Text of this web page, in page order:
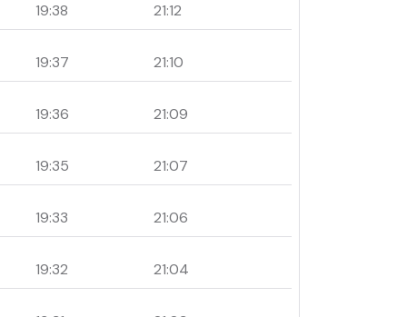
19:38 21:12
19:37 21:10
19:36 21:09
19:35 21:07
19:33 21:06
19:32 21:04